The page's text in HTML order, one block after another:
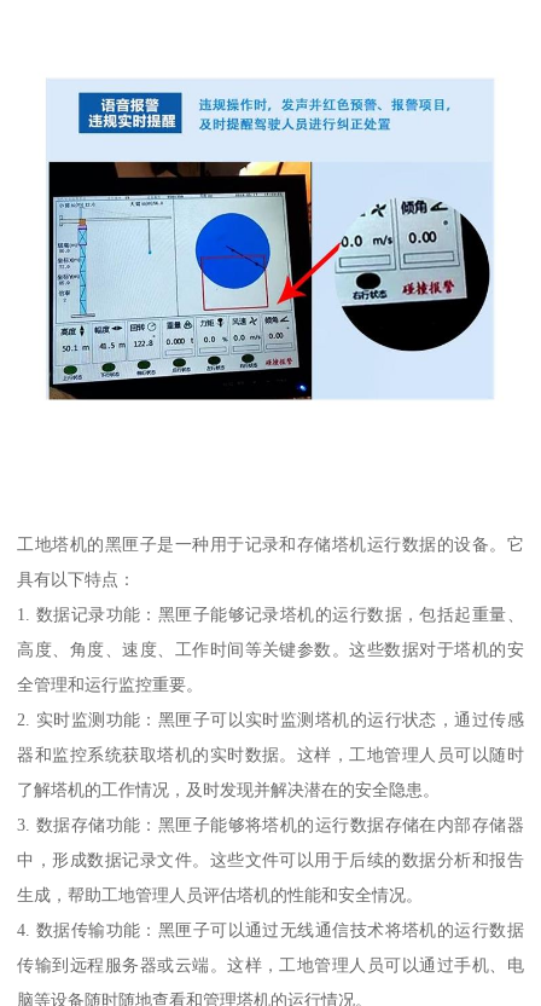
工地塔机的黑匣子是一种用于记录和存储塔机运行数据的设备。它
具有以下特点：
1. 数据记录功能：黑匣子能够记录塔机的运行数据，包括起重量、
高度、角度、速度、工作时间等关键参数。这些数据对于塔机的安
全管理和运行监控重要。
2. 实时监测功能：黑匣子可以实时监测塔机的运行状态，通过传感
器和监控系统获取塔机的实时数据。这样，工地管理人员可以随时
了解塔机的工作情况，及时发现并解决潜在的安全隐患。
3. 数据存储功能：黑匣子能够将塔机的运行数据存储在内部存储器
中，形成数据记录文件。这些文件可以用于后续的数据分析和报告
生成，帮助工地管理人员评估塔机的性能和安全情况。
4. 数据传输功能：黑匣子可以通过无线通信技术将塔机的运行数据
传输到远程服务器或云端。这样，工地管理人员可以通过手机、电
脑等设备随时随地查看和管理塔机的运行情况。